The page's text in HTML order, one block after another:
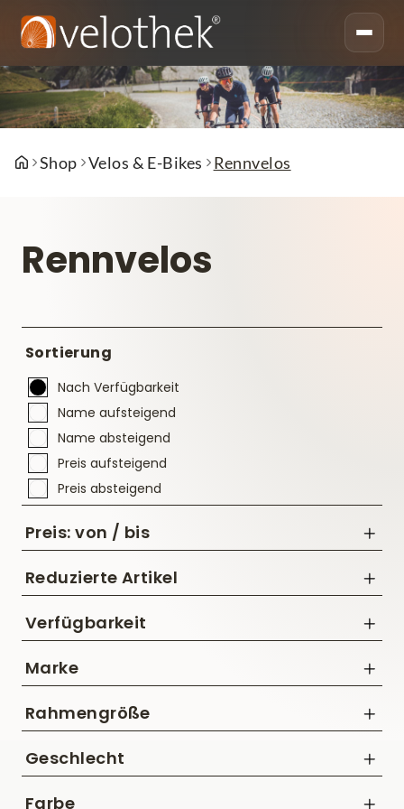
Shop Velos & E-Bikes Rennvelos
Rennvelos
Sortierung
Nach Verfügbarkeit
Name aufsteigend
Name absteigend
Preis aufsteigend
Preis absteigend
Preis: von / bis
Reduzierte Artikel
Nur Reduzierte Artikel anzeigen
Verfügbarkeit
Marke
Megamo
Scott
Specialized
Rahmengröße
47 cm
49 cm
51 cm
Geschlecht
Farbe